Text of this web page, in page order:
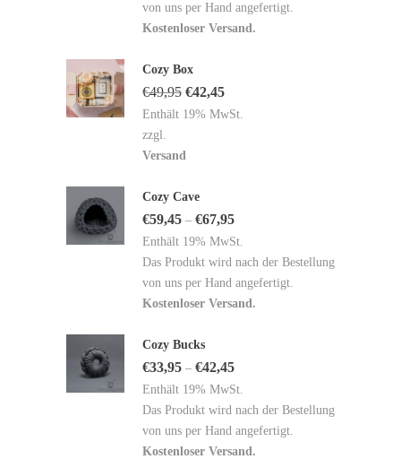
von uns per Hand angefertigt.
Kostenloser Versand.
Cozy Box
€49,95 €42,45
Enthält 19% MwSt.
zzgl.
Versand
Cozy Cave
€59,45 – €67,95
Enthält 19% MwSt.
Das Produkt wird nach der Bestellung
von uns per Hand angefertigt.
Kostenloser Versand.
Cozy Bucks
€33,95 – €42,45
Enthält 19% MwSt.
Das Produkt wird nach der Bestellung
von uns per Hand angefertigt.
Kostenloser Versand.